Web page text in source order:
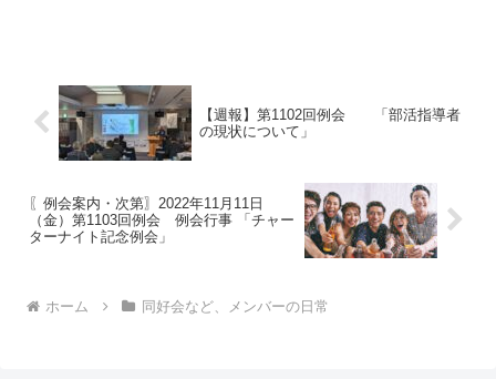
【週報】第1102回例会 「部活指導者
の現状について」
〖例会案内・次第〗2022年11月11日
（金）第1103回例会 例会行事 「チャー
ターナイト記念例会」
ホーム 同好会など、メンバーの日常